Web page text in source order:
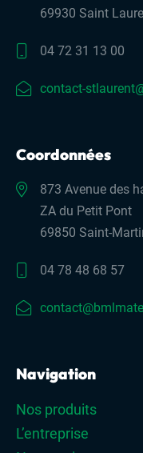
69930 Saint
04 72 31 13 00
contact-
Coordonnées
873 Avenue des
ZA du Petit Pont
69850 Saint-
04 78 48 68 57
Navigation
Nos produits
L’entreprise